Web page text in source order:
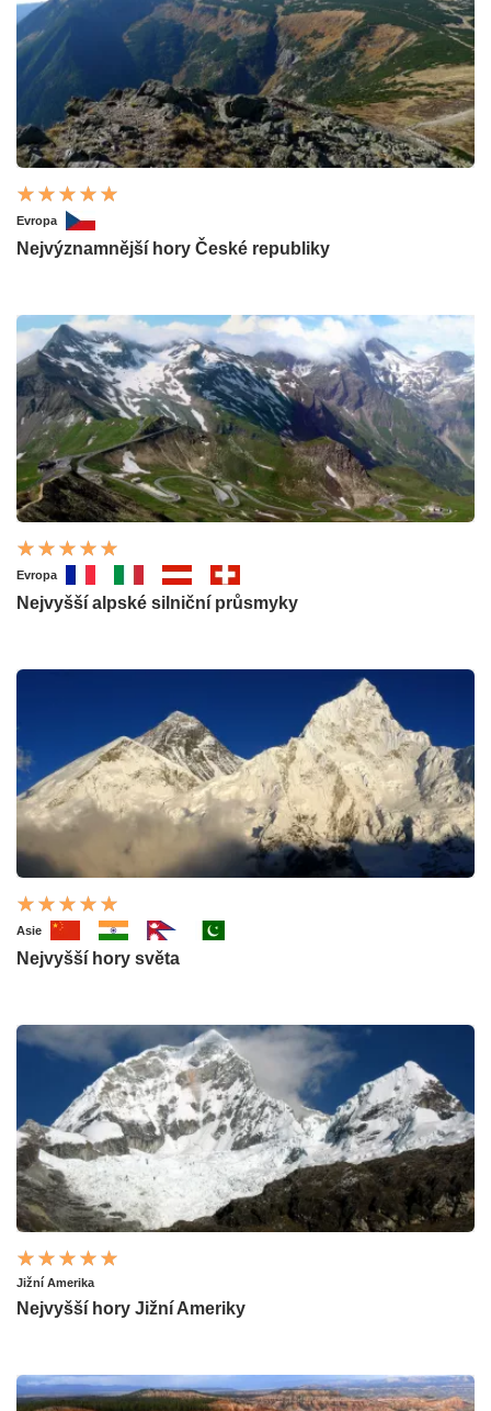
Evropa
Nejvýznamnější hory České republiky
Evropa
Nejvyšší alpské silniční průsmyky
Asie
Nejvyšší hory světa
Jižní Amerika
Nejvyšší hory Jižní Ameriky